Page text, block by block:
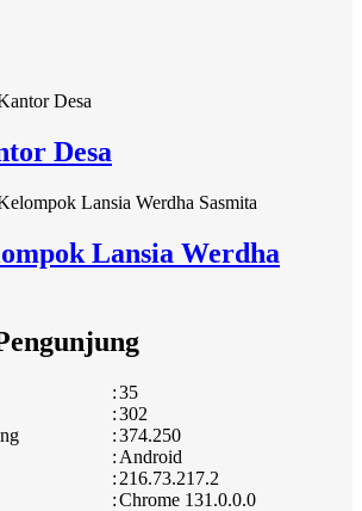
Desa
Lansia Werdha
:35
:302
:374.250
: Android
: 216.73.217.2
:Chrome 131.0.0.0